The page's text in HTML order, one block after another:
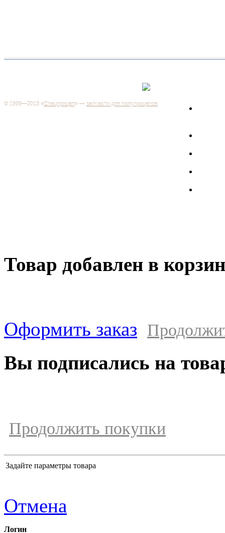
© 1999—2013 «Спецприцеп» — запчасти для полуприцепов
Товар добавлен в
Оформить заказ
Вы подписались на
Продолжить покупки
Задайте параметры товара
Отмена
Логин